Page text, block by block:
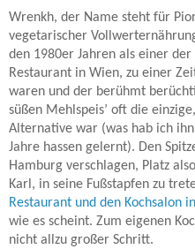
Wrenkh, der Name steht für
vegetarischer
den 1980er Jahren als einer
Restaurant in Wien, zu einer
waren und der berühmt
süßen Mehlspeis’ oft die
Alternative war (was hab ich
Jahre hassen gelernt). Den
Hamburg verschlagen, Platz
Karl, in seine Fußstapfen zu
Restaurant und den Kochsalon
wie es scheint. Zum eigenen
nicht allzu großer Schritt.